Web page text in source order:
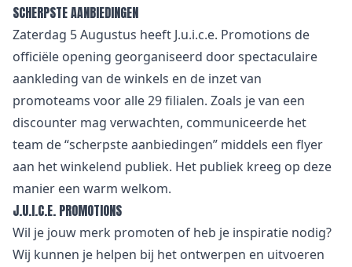
SCHERPSTE AANBIEDINGEN
Zaterdag 5 Augustus heeft J.u.i.c.e. Promotions de
officiële opening georganiseerd door spectaculaire
aankleding van de winkels en de inzet van
promoteams voor alle 29 filialen. Zoals je van een
discounter mag verwachten, communiceerde het
team de “scherpste aanbiedingen” middels een flyer
aan het winkelend publiek. Het publiek kreeg op deze
manier een warm welkom.
J.U.I.C.E. PROMOTIONS
Wil je jouw merk promoten of heb je inspiratie nodig?
Wij kunnen je helpen bij het ontwerpen en uitvoeren